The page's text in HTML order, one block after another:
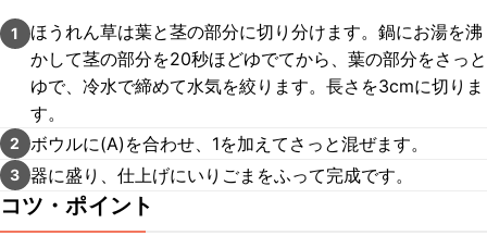
1
ほうれん草は葉と茎の部分に切り分けます。鍋にお湯を沸
かして茎の部分を20秒ほどゆでてから、葉の部分をさっと
ゆで、冷水で締めて水気を絞ります。長さを3cmに切りま
す。
2 ボウルに(A)を合わせ、1を加えてさっと混ぜます。
3 器に盛り、仕上げにいりごまをふって完成です。
コツ・ポイント